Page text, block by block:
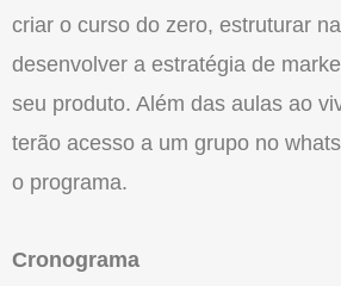
criar o curso do zero, estruturar
desenvolver a estratégia de
seu produto. Além das aulas ao
terão acesso a um grupo no
o programa.
Cronograma